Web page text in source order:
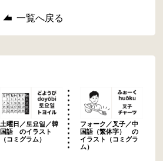
一覧へ戻る
土曜日／토요일／韓
国語 のイラスト
（コミグラム）
フォーク／叉子／中
国語（繁体字） の
イラスト（コミグラ
ム）